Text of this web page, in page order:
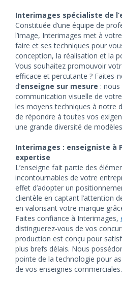
Interimages spécialiste de
Constituée d’une équipe de
l’image, Interimages met à
faire et ses techniques pour
conception, la réalisation et la
Vous souhaitez promouvoir
efficace et percutante ? Faites-
d’enseigne sur mesure :
communication visuelle de
les moyens techniques à notre
de répondre à toutes vos
une grande diversité de
Interimages : enseigniste à
expertise
L’enseigne fait partie des
incontournables de votre
effet d’adopter un
clientèle en captant l’attention
en valorisant votre marque
Faites confiance à Interimages,
distinguerez-vous de vos
production est conçu pour
plus brefs délais. Nous
pointe de la technologie pour
de vos enseignes commerciales.